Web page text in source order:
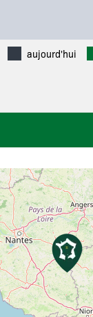
aujourd'hui